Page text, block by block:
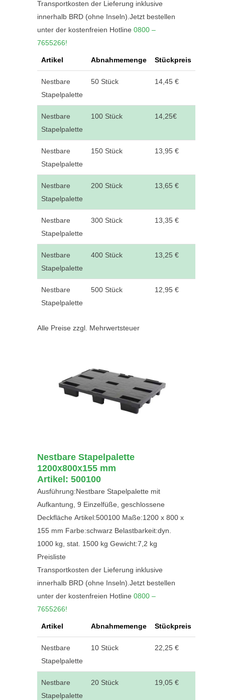
Transportkosten der Lieferung inklusive
innerhalb BRD (ohne Inseln).Jetzt bestellen
unter der kostenfreien Hotline 0800 –
7655266!
Artikel Abnahmemenge Stückpreis
Nestbare
Stapelpalette
50 Stück 14,45 €
Nestbare
Stapelpalette
100 Stück 14,25€
Nestbare
Stapelpalette
150 Stück 13,95 €
Nestbare
Stapelpalette
200 Stück 13,65 €
Nestbare
Stapelpalette
300 Stück 13,35 €
Nestbare
Stapelpalette
400 Stück 13,25 €
Nestbare
Stapelpalette
500 Stück 12,95 €
Alle Preise zzgl. Mehrwertsteuer
Nestbare Stapelpalette
1200x800x155 mm
Artikel: 500100
Ausführung:Nestbare Stapelpalette mit
Aufkantung, 9 Einzelfüße, geschlossene
Deckfläche Artikel:500100 Maße:1200 x 800 x
155 mm Farbe:schwarz Belastbarkeit:dyn.
1000 kg, stat. 1500 kg Gewicht:7,2 kg
Preisliste
Transportkosten der Lieferung inklusive
innerhalb BRD (ohne Inseln).Jetzt bestellen
unter der kostenfreien Hotline 0800 –
7655266!
Artikel Abnahmemenge Stückpreis
Nestbare
Stapelpalette
10 Stück 22,25 €
Nestbare
Stapelpalette
20 Stück 19,05 €